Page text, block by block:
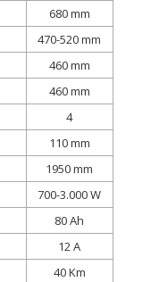
680 mm
470-520 mm
460 mm
460 mm
4
110 mm
1950 mm
700-3.000 W
80 Ah
12 A
40 Km